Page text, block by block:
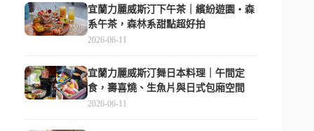
宜蘭力麗威斯汀下午茶｜繽紛遊園・森
系午茶，森林系甜點超好拍
2026-06-11
宜蘭力麗威斯汀舞日本料理｜午間定
食，壽喜燒、生魚片與日式包廂空間
2026-06-11